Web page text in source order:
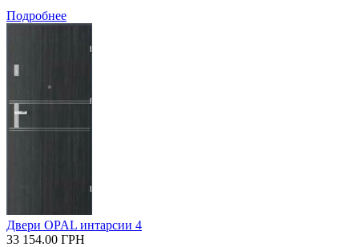
Подробнее
Двери OPAL интарсии 4
33 154.00 ГРН